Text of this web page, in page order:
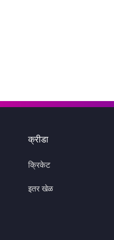
क्रीडा
क्रिकेट
इतर खेळ